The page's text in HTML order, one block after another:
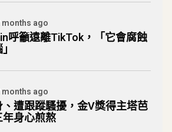
months ago
呼籲遠離TikTok，「它會腐蝕
months ago
遭跟蹤騷擾，金V獎得主塔芭
身心煎熬